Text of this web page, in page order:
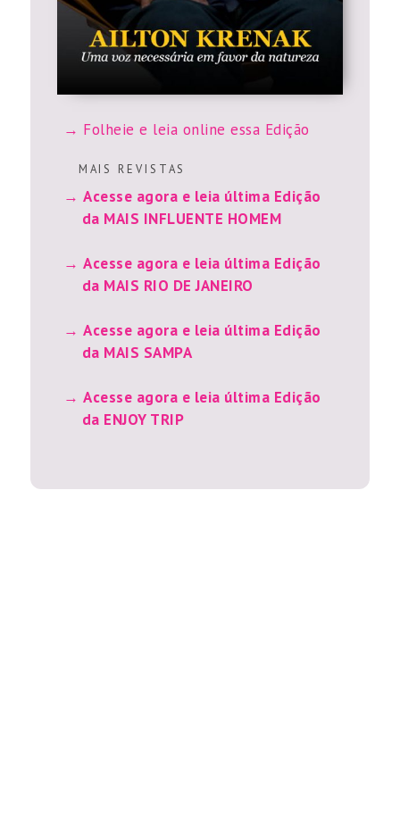
Folheie e leia online essa Edição
M A I S R E V I S T A S
Acesse agora e leia última Edição
da MAIS INFLUENTE HOMEM
Acesse agora e leia última Edição
da MAIS RIO DE JANEIRO
Acesse agora e leia última Edição
da MAIS SAMPA
Acesse agora e leia última Edição
da ENJOY TRIP